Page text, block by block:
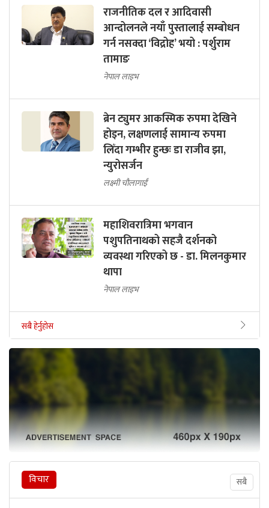
राजनीतिक दल र आदिवासी
आन्दोलनले नयाँ पुस्तालाई सम्बोधन
गर्न नसक्दा ‘विद्रोह’ भयो : पर्शुराम
तामाङ
नेपाल लाइभ
ब्रेन ट्युमर आकस्मिक रुपमा देखिने
होइन, लक्षणलाई सामान्य रुपमा
लिँदा गम्भीर हुन्छः डा राजीव झा,
न्युरोसर्जन
लक्ष्मी चौलागाईं
महाशिवरात्रिमा भगवान
पशुपतिनाथको सहजै दर्शनको
व्यवस्था गरिएको छ - डा. मिलनकुमार
थापा
नेपाल लाइभ
सबै हेर्नुहोस
विचार सबै